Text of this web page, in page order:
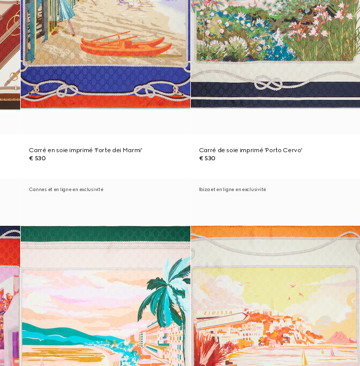
Carré en soie imprimé 'Forte dei Marmi'
€ 530
Carré de soie imprimé 'Porto Cervo'
€ 530
Cannes et en ligne en exclusivité Ibiza et en ligne en exclusivité